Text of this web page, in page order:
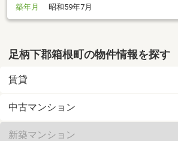
築年月
昭和59年7月
足柄下郡箱根町の物件情報を探す
賃貸
中古マンション
新築マンション